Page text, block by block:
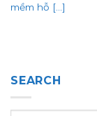
mềm hỗ [...]
SEARCH